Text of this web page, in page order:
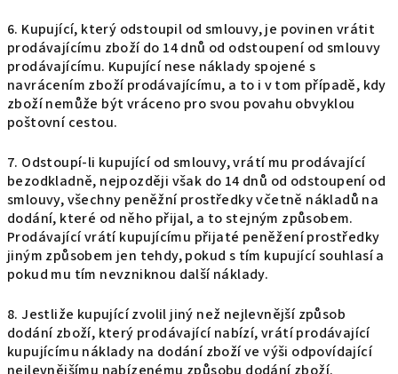
6. Kupující, který odstoupil od smlouvy, je povinen vrátit
prodávajícímu zboží do 14 dnů od odstoupení od smlouvy
prodávajícímu. Kupující nese náklady spojené s
navrácením zboží prodávajícímu, a to i v tom případě, kdy
zboží nemůže být vráceno pro svou povahu obvyklou
poštovní cestou.
7. Odstoupí-li kupující od smlouvy, vrátí mu prodávající
bezodkladně, nejpozději však do 14 dnů od odstoupení od
smlouvy, všechny peněžní prostředky včetně nákladů na
dodání, které od něho přijal, a to stejným způsobem.
Prodávající vrátí kupujícímu přijaté peněžení prostředky
jiným způsobem jen tehdy, pokud s tím kupující souhlasí a
pokud mu tím nevzniknou další náklady.
8. Jestliže kupující zvolil jiný než nejlevnější způsob
dodání zboží, který prodávající nabízí, vrátí prodávající
kupujícímu náklady na dodání zboží ve výši odpovídající